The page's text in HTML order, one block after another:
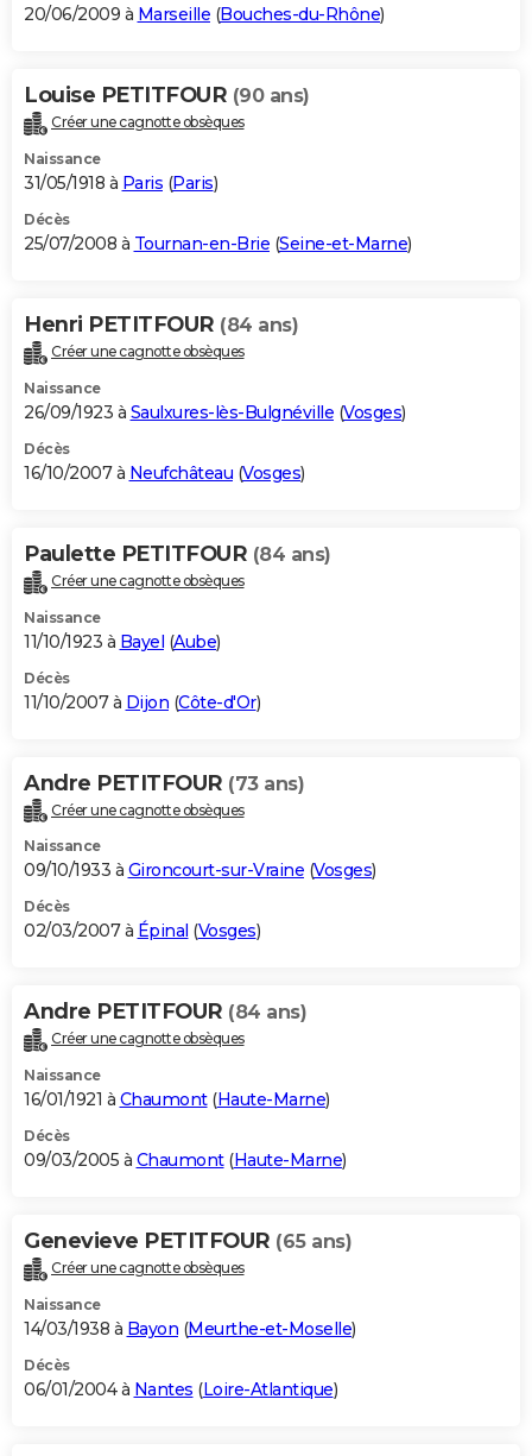
20/06/2009 à Marseille (Bouches-du-Rhône)
Louise PETITFOUR (90 ans)
Créer une cagnotte obsèques
Naissance
31/05/1918 à Paris (Paris)
Décès
25/07/2008 à Tournan-en-Brie (Seine-et-Marne)
Henri PETITFOUR (84 ans)
Créer une cagnotte obsèques
Naissance
26/09/1923 à Saulxures-lès-Bulgnéville (Vosges)
Décès
16/10/2007 à Neufchâteau (Vosges)
Paulette PETITFOUR (84 ans)
Créer une cagnotte obsèques
Naissance
11/10/1923 à Bayel (Aube)
Décès
11/10/2007 à Dijon (Côte-d'Or)
Andre PETITFOUR (73 ans)
Créer une cagnotte obsèques
Naissance
09/10/1933 à Gironcourt-sur-Vraine (Vosges)
Décès
02/03/2007 à Épinal (Vosges)
Andre PETITFOUR (84 ans)
Créer une cagnotte obsèques
Naissance
16/01/1921 à Chaumont(Haute-Marne)
Décès
09/03/2005 à Chaumont(Haute-Marne)
Genevieve PETITFOUR (65 ans)
Créer une cagnotte obsèques
Naissance
14/03/1938 à Bayon (Meurthe-et-Moselle)
Décès
06/01/2004 à Nantes (Loire-Atlantique)